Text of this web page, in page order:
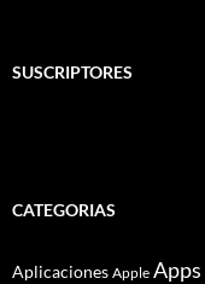
SUSCRIPTORES
CATEGORIAS
Aplicaciones Apple Apps